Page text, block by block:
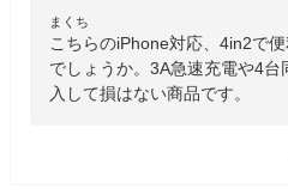
まくち
こちらのiPhone対応、4in2で
でしょうか。3A急速充電や4
入して損はない商品です。